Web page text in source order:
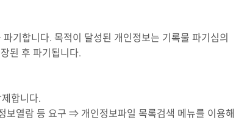
기합니다. 목적이 달성된 개인정보는 기록물 파기심의
된 후 파기됩니다.
합니다.
열람 등 요구 ⇒ 개인정보파일 목록검색 메뉴를 이용해